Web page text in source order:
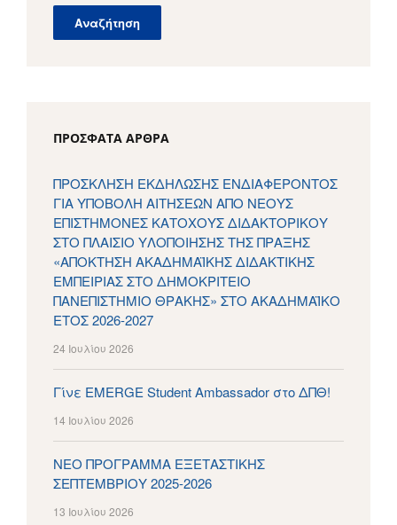
ΠΡΌΣΦΑΤΑ ΆΡΘΡΑ
ΠΡΟΣΚΛΗΣΗ ΕΚΔΗΛΩΣΗΣ ΕΝΔΙΑΦΕΡΟΝΤΟΣ
ΓΙΑ ΥΠΟΒΟΛΗ ΑΙΤΗΣΕΩΝ ΑΠΟ ΝΕΟΥΣ
ΕΠΙΣΤΗΜΟΝΕΣ ΚΑΤΟΧΟΥΣ ΔΙΔΑΚΤΟΡΙΚΟΥ
ΣΤΟ ΠΛΑΙΣΙΟ ΥΛΟΠΟΙΗΣΗΣ ΤΗΣ ΠΡΑΞΗΣ
«ΑΠΟΚΤΗΣΗ ΑΚΑΔΗΜΑΪΚΗΣ ΔΙΔΑΚΤΙΚΗΣ
ΕΜΠΕΙΡΙΑΣ ΣΤΟ ΔΗΜΟΚΡΙΤΕΙΟ
ΠΑΝΕΠΙΣΤΗΜΙΟ ΘΡΑΚΗΣ» ΣΤΟ ΑΚΑΔΗΜΑΪΚΟ
ΕΤΟΣ 2026-2027
24 Ιουλίου 2026
Γίνε EMERGE Student Ambassador στο ΔΠΘ!
14 Ιουλίου 2026
ΝΕΟ ΠΡΟΓΡΑΜΜΑ ΕΞΕΤΑΣΤΙΚΗΣ
ΣΕΠΤΕΜΒΡΙΟΥ 2025-2026
13 Ιουλίου 2026